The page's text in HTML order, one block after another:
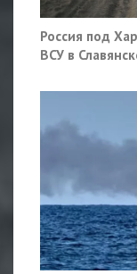
Россия под
ВСУ в